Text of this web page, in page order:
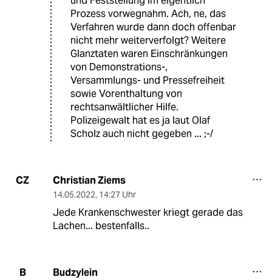
Prozess vorwegnahm. Ach, ne, das
Verfahren wurde dann doch offenbar
nicht mehr weiterverfolgt? Weitere
Glanztaten waren Einschränkungen
von Demonstrations-,
Versammlungs- und Pressefreiheit
sowie Vorenthaltung von
rechtsanwältlicher Hilfe.
Polizeigewalt hat es ja laut Olaf
Scholz auch nicht gegeben ... ;-/
CZ Christian Ziems
14.05.2022, 14:27 Uhr
Jede Krankenschwester kriegt gerade das
Lachen... bestenfalls..
B Budzylein